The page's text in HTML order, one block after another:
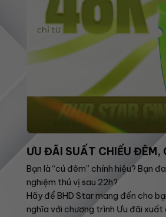
ƯU ĐÃI SUẤT CHIẾU ĐÊM,
Bạn là “cú đêm” chính hiệu? Bạn
nghiệm thú vị sau 22h?
Hãy để BHD Star mang đến cho
nghĩa với chương trình Ưu đãi xuất